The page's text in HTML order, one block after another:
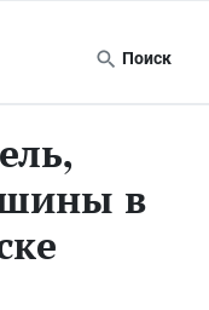
Поиск
в